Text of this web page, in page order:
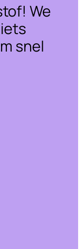
We
snel